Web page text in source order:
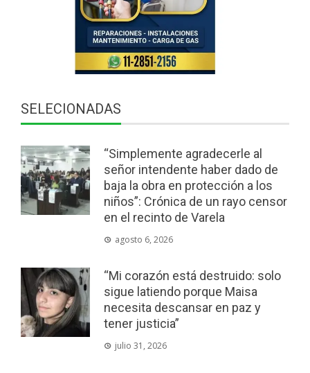
SELECIONADAS
“Simplemente agradecerle al
señor intendente haber dado de
baja la obra en protección a los
niños”: Crónica de un rayo censor
en el recinto de Varela
agosto 6, 2026
“Mi corazón está destruido: solo
sigue latiendo porque Maisa
necesita descansar en paz y
tener justicia”
julio 31, 2026